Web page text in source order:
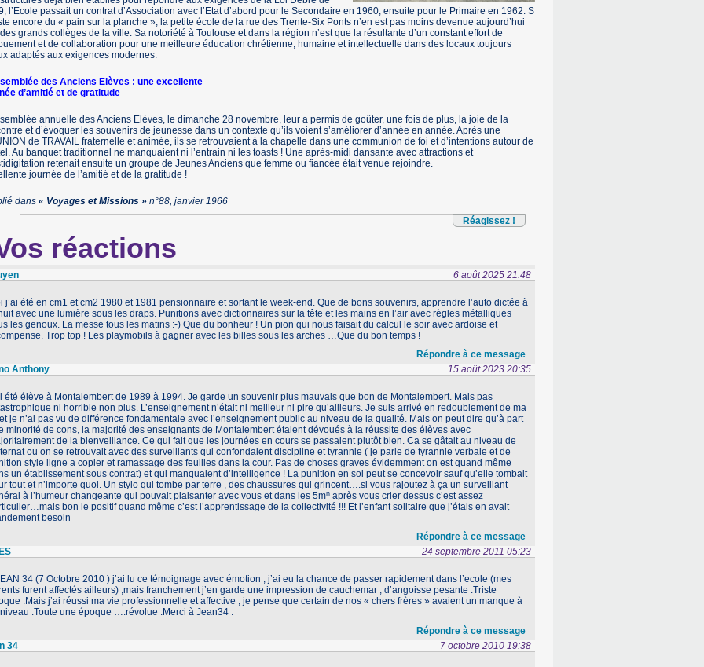
l’Ecole passait un contrat d’Association avec l’Etat d’abord pour le Secondaire en 1960, ensuite pour le Primaire en 1962. S
encore du « pain sur la planche », la petite école de la rue des Trente-Six Ponts n’en est pas moins devenue aujourd’hui
des grands collèges de la ville. Sa notoriété à Toulouse et dans la région n’est que la résultante d’un constant effort de
et de collaboration pour une meilleure éducation chrétienne, humaine et intellectuelle dans des locaux toujours
adaptés aux exigences modernes.
des Anciens Elèves : une excellente
d’amitié et de gratitude
annuelle des Anciens Elèves, le dimanche 28 novembre, leur a permis de goûter, une fois de plus, la joie de la
et d’évoquer les souvenirs de jeunesse dans un contexte qu’ils voient s’améliorer d’année en année. Après une
de TRAVAIL fraternelle et animée, ils se retrouvaient à la chapelle dans une communion de foi et d’intentions autour de
Au banquet traditionnel ne manquaient ni l’entrain ni les toasts ! Une après-midi dansante avec attractions et
retenait ensuite un groupe de Jeunes Anciens que femme ou fiancée était venue rejoindre.
journée de l’amitié et de la gratitude !
dans « Voyages et Missions »n°88, janvier 1966
Réagissez !
réactions
6 août 2025 21:48
j’ai été en cm1 et cm2 1980 et 1981 pensionnaire et sortant le week-end. Que de bons souvenirs, apprendre l’auto dictée à
avec une lumière sous les draps. Punitions avec dictionnaires sur la tête et les mains en l’air avec règles métalliques
les genoux. La messe tous les matins :-) Que du bonheur ! Un pion qui nous faisait du calcul le soir avec ardoise et
Trop top ! Les playmobils à gagner avec les billes sous les arches …Que du bon temps !
Répondre à ce message
Anthony
15 août 2023 20:35
été élève à Montalembert de 1989 à 1994. Je garde un souvenir plus mauvais que bon de Montalembert. Mais pas
ni horrible non plus. L’enseignement n’était ni meilleur ni pire qu’ailleurs. Je suis arrivé en redoublement de ma
je n’ai pas vu de différence fondamentale avec l’enseignement public au niveau de la qualité. Mais on peut dire qu’à part
minorité de cons, la majorité des enseignants de Montalembert étaient dévoués à la réussite des élèves avec
de la bienveillance. Ce qui fait que les journées en cours se passaient plutôt bien. Ca se gâtait au niveau de
ou on se retrouvait avec des surveillants qui confondaient discipline et tyrannie ( je parle de tyrannie verbale et de
style ligne a copier et ramassage des feuilles dans la cour. Pas de choses graves évidemment on est quand même
un établissement sous contrat) et qui manquaient d’intelligence ! La punition en soi peut se concevoir sauf qu’elle tombait
tout et n’importe quoi. Un stylo qui tombe par terre , des chaussures qui grincent….si vous rajoutez à ça un surveillant
à l’humeur changeante qui pouvait plaisanter avec vous et dans les 5mnaprès vous crier dessus c’est assez
bon le positif quand même c’est l’apprentissage de la collectivité !!! Et l’enfant solitaire que j’étais en avait
besoin
Répondre à ce message
24 septembre 2011 05:23
34 (7 Octobre 2010 ) j’ai lu ce témoignage avec émotion ; j’ai eu la chance de passer rapidement dans l’ecole (mes
furent affectés ailleurs) ,mais franchement j’en garde une impression de cauchemar , d’angoisse pesante .Triste
.Mais j’ai réussi ma vie professionnelle et affective , je pense que certain de nos « chers frères » avaient un manque à
.Toute une époque ….révolue .Merci à Jean34 .
Répondre à ce message
34
7 octobre 2010 19:38